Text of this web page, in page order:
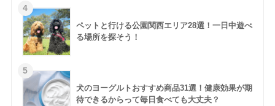
ペットと行ける公園関西エリア28選！一日中遊べ
る場所を探そう！
犬のヨーグルトおすすめ商品31選！健康効果が期
待できるからって毎日食べても大丈夫？